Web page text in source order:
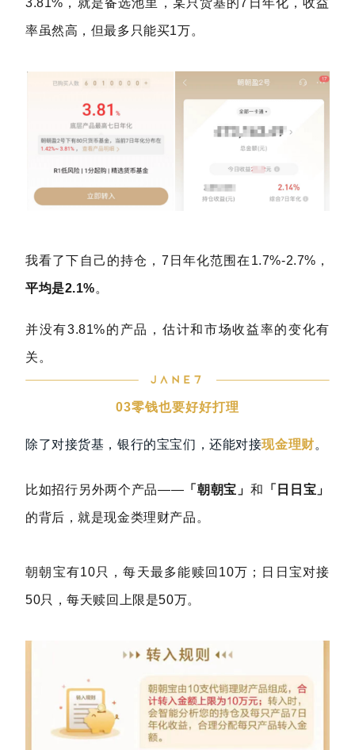
率虽然高，但最多只能买1万。
我看了下自己的持仓，7日年化范围在1.7%-2.7%，
平均是2.1%。
并没有3.81%的产品，估计和市场收益率的变化有
关。
03零钱也要好好打理
除了对接货基，银行的宝宝们，还能对接现金理财。
比如招行另外两个产品—— 「朝朝宝」 和 「日日宝」
的背后，就是现金类理财产品。
朝朝宝有10只，每天最多能赎回10万；日日宝对接
50只，每天赎回上限是50万。